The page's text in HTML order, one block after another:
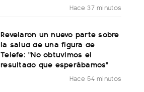
Hace 37 minutos
Revelaron un nuevo parte sobre
la salud de una figura de
Telefe: "No obtuvimos el
resultado que esperábamos"
Hace 54 minutos